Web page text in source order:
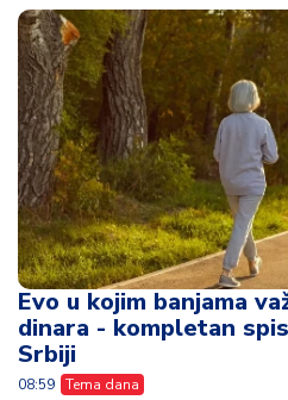
Evo u kojim banjama
dinara - kompletan
Srbiji
08:59 Tema dana